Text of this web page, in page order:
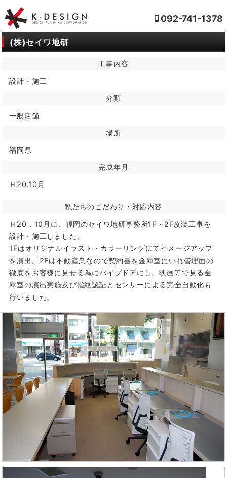
092-741-1378
(株)セイワ地研
工事内容
設計・施工
分類
一般店舗
場所
福岡県
完成年月
Ｈ20.10月
私たちのこだわり・対応内容
Ｈ20．10月に、福岡のセイワ地研事務所1F・2F改装工事を
設計・施工しました。
1Fはオリジナルイラスト・カラーリングにてイメージアップ
を演出。2Fは不動産業なので契約書を金庫室にいれ管理面の
徹底をお客様に見せる為にパイプドアにし、映画等で見る金
庫室の演出実施及び指紋認証とセンサーによる完全自動化も
行いました。